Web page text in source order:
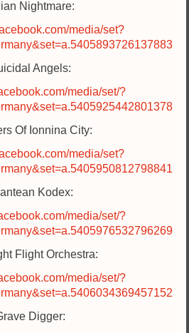
Nightmare:
media/set?
Angels:
media/set/?
Of Ionnina City:
media/set?
Kodex:
media/set/?
Flight Orchestra:
media/set/?
Digger: